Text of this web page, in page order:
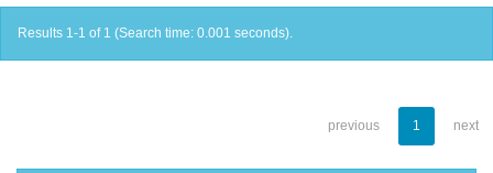
Results 1-1 of 1 (Search time: 0.001 seconds).
previous 1 next